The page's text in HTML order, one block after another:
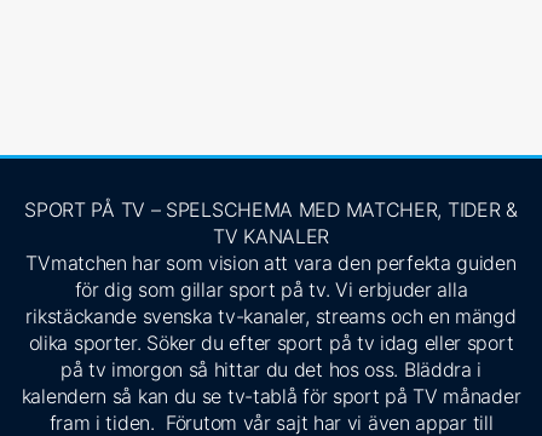
SPORT PÅ TV – SPELSCHEMA MED MATCHER, TIDER &
TV KANALER
TVmatchen har som vision att vara den perfekta guiden
för dig som gillar sport på tv. Vi erbjuder alla
rikstäckande svenska tv-kanaler, streams och en mängd
olika sporter. Söker du efter sport på tv idag eller sport
på tv imorgon så hittar du det hos oss. Bläddra i
kalendern så kan du se tv-tablå för sport på TV månader
fram i tiden. Förutom vår sajt har vi även appar till